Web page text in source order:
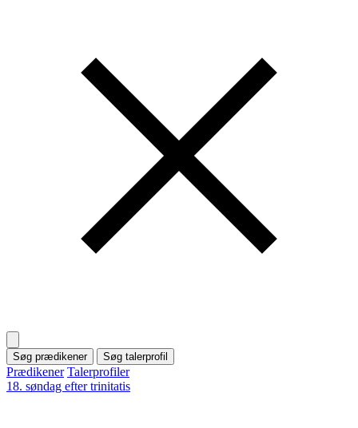
Søg prædikener Søg talerprofil
Prædikener Talerprofiler
18. søndag efter trinitatis